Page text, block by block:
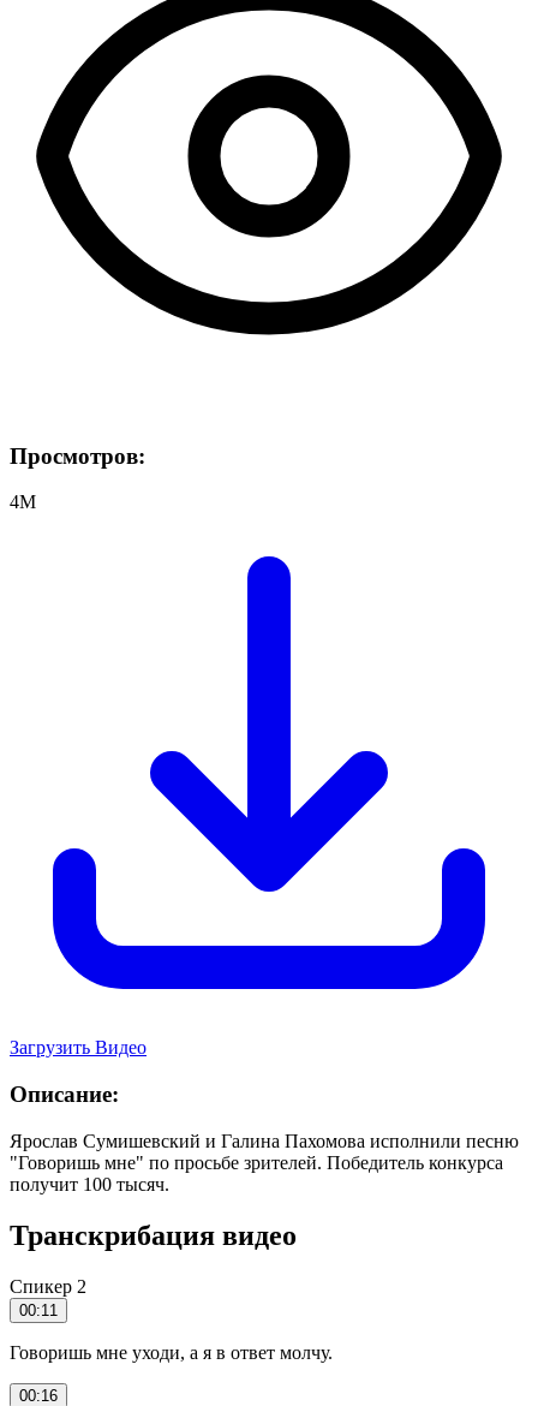
Просмотров:
4M
Загрузить Видео
Описание:
Ярослав Сумишевский и Галина Пахомова исполнили песню
"Говоришь мне" по просьбе зрителей. Победитель конкурса
получит 100 тысяч.
Транскрибация видео
Спикер 2
00:11
Говоришь мне уходи, а я в ответ молчу.
00:16